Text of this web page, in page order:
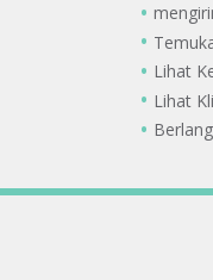
Lihat
Lihat